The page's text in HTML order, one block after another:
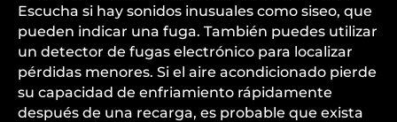
Escucha si hay sonidos inusuales como siseo, que
pueden indicar una fuga. También puedes utilizar
un detector de fugas electrónico para localizar
pérdidas menores. Si el aire acondicionado pierde
su capacidad de enfriamiento rápidamente
después de una recarga, es probable que exista